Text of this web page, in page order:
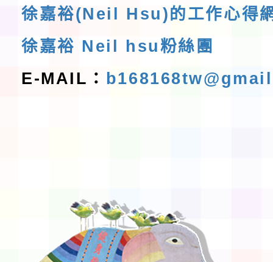
徐嘉裕(Neil Hsu)的工作心得
徐嘉裕 Neil hsu粉絲團
E-MAIL：